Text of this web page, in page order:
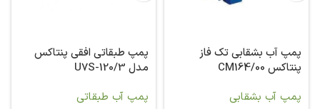
پمپ آب بشقابی تک فاز
پنتاکس CM164/00
پمپ آب بشقابی
پمپ طبقاتی افقی پنتاکس
مدل U7S-120/3
پمپ آب طبقاتی